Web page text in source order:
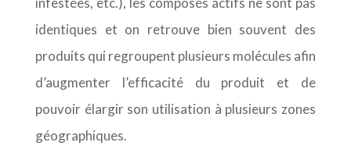
identiques et on retrouve bien souvent des
produits qui regroupent plusieurs molécules afin
d’augmenter l’efficacité du produit et de
pouvoir élargir son utilisation à plusieurs zones
géographiques.